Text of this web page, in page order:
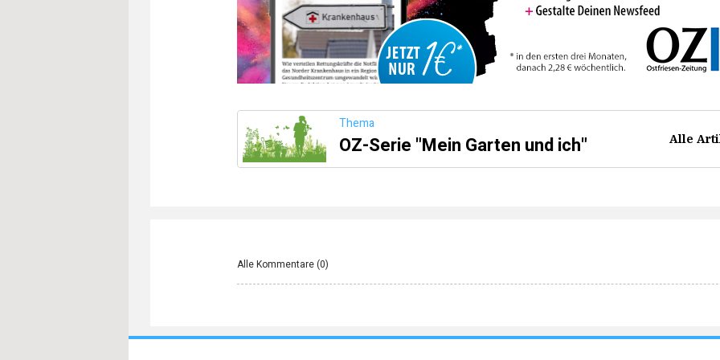
Thema
OZ-Serie "Mein Garten und ich" Alle
Alle Kommentare (0)